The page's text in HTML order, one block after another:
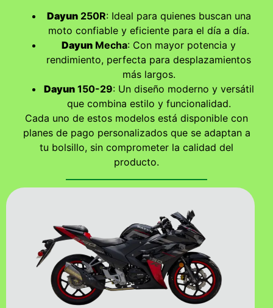
Dayun250R: Ideal para quienes buscan una
moto confiable y eficiente para el día a día.
Dayun Mecha: Con mayor potencia y
rendimiento, perfecta para desplazamientos
más largos.
Dayun150-29: Un diseño moderno y versátil
que combina estilo y funcionalidad.
Cada uno de estos modelos está disponible con
planes de pago personalizados que se adaptan a
tu bolsillo, sin comprometer la calidad del
producto.